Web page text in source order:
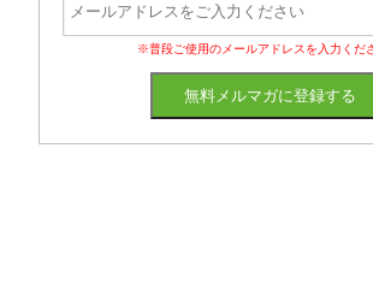
※普段ご使用のメールアドレスを入力くだ